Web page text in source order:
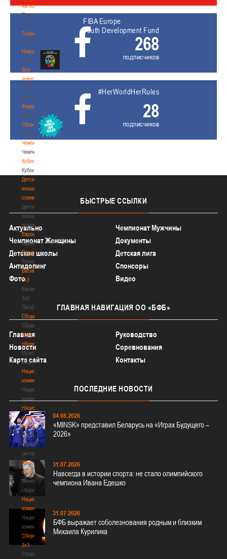
материалы
Полезные
материалы
Судьи
Судьи
Новости
Новости
Все
новости
Все
новости
Федерация
Федерация
Сборные
Сборные
Чемпионат
Чемпионат
Кубок
Кубок
Детско-
юношеские
соревнования
Детско-
юношеские
соревнования
Еврокубки
Еврокубки
Разное
Разное
Баскетбол
3х3
Баскетбол
3х3
Лого[modid=121]
Сборные
Сборные
Мужские
сборные
Мужские
сборные
Национальная
команда
Национальная
команда
Национальная
команда
(история)
Национальная
команда
(история)
Женские
сборные
Женские
сборные
Национальная
команда
Национальная
команда
Сборные
3х3
Сборные
FIBA Europe
Youth Development Fund
268
подписчиков
#HerWorldHerRules
28
подписчиков
БЫСТРЫЕ ССЫЛКИ
Актуально
Чемпионат Мужчины
Чемпионат Женщины
Документы
Детские школы
Детская лига
Антидопинг
Спонсоры
Фото
Видео
ГЛАВНАЯ НАВИГАЦИЯ ОО «БФБ»
Главная
Руководство
Новости
Соревнования
Карта сайта
Контакты
ПОСЛЕДНИЕ НОВОСТИ
04.08.2026
«MINSK» представил Беларусь на «Играх Будущего –
2026»
31.07.2026
Навсегда в истории спорта: не стало олимпийского
чемпиона Ивана Едешко
31.07.2026
БФБ выражает соболезнования родным и близким
Михаила Курилика